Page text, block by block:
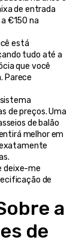
de entrada
€150 na
está
tudo até a
que você
Parece
de preços. Uma
de balão
melhor em
deixe-me
de
a
de